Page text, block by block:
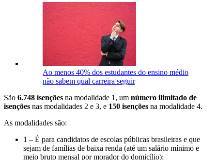
Ao menos 40% dos estudantes do ensino médio
não sabem qual carreira seguir
São 6.748 isenções na modalidade 1, um número ilimitado de
isenções nas modalidades 2 e 3, e 150 isenções na modalidade 4.
As modalidades são:
1 – É para candidatos de escolas públicas brasileiras e que
sejam de famílias de baixa renda (até um salário mínimo e
meio bruto mensal por morador do domicílio);